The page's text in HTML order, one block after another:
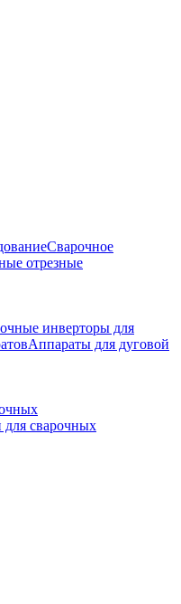
Сварочное
отрезные
инверторы для
Аппараты для дуговой
для сварочных